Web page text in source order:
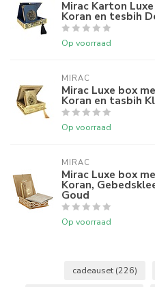
Mirac Karton
Koran en tesbih
Op voorraad
MIRAC
Mirac Luxe box
Koran en tasbih
Op voorraad
MIRAC
Mirac Luxe box
Koran,
Goud
Op voorraad
cadeauset (226)